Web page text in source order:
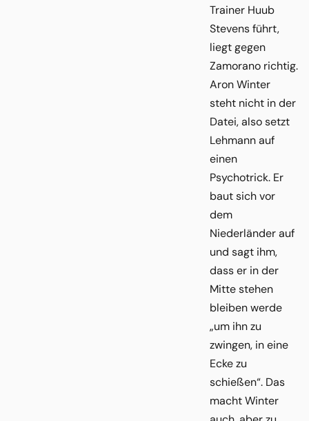
Trainer Huub
Stevens führt,
liegt gegen
Zamorano richtig.
Aron Winter
steht nicht in der
Datei, also setzt
Lehmann auf
einen
Psychotrick. Er
baut sich vor
dem
Niederländer auf
und sagt ihm,
dass er in der
Mitte stehen
bleiben werde
„um ihn zu
zwingen, in eine
Ecke zu
schießen“. Das
macht Winter